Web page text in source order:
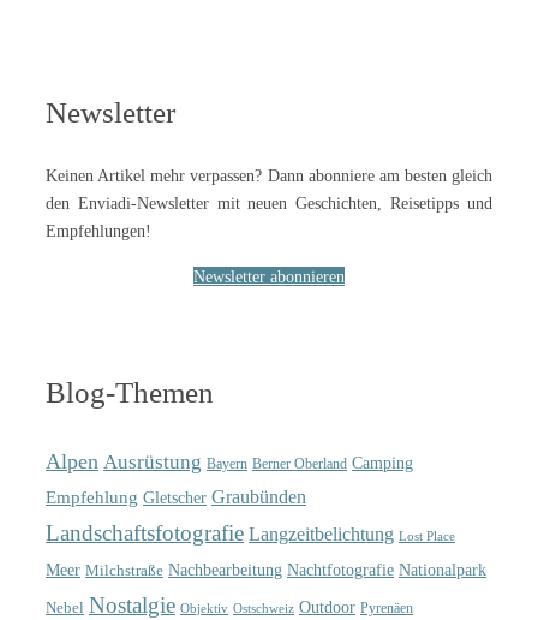
Newsletter
Keinen Artikel mehr verpassen? Dann abonniere am besten gleich
den Enviadi-Newsletter mit neuen Geschichten, Reisetipps und
Empfehlungen!
Newsletter abonnieren
Blog-Themen
Alpen Ausrüstung Bayern Berner Oberland Camping
Empfehlung Gletscher Graubünden
Landschaftsfotografie Langzeitbelichtung Lost Place
Meer Milchstraße Nachbearbeitung Nachtfotografie Nationalpark
Nebel Nostalgie Objektiv Ostschweiz Outdoor Pyrenäen